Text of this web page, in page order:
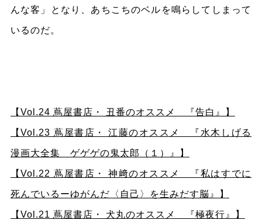
んな客」となり、あちこちのベルを鳴らしてしまって
いるのだ。
【Vol.24 蔦屋書店・ 丑番のオススメ 『告白』】
【Vol.23 蔦屋書店・ 江藤のオススメ 『 水木しげる
漫画大全集 ゲゲゲの鬼太郎（１） 』】
【Vol.22 蔦屋書店・ 神﨑のオススメ 『私はすでに
死んでいるーゆがんだ〈自己〉を生みだす脳』】
【Vol.21 蔦屋書店・ 犬丸のオススメ 『極夜行』】